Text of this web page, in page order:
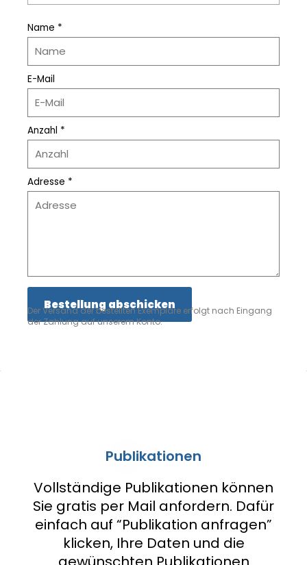
Name *
E-Mail
Anzahl *
Adresse *
Der Versand der bestellten Exemplare erfolgt nach Eingang
der Zahlung auf unserem Konto.
Publikationen
Vollständige Publikationen können
Sie gratis per Mail anfordern. Dafür
einfach auf “Publikation anfragen”
klicken, Ihre Daten und die